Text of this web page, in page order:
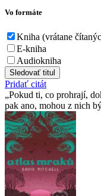
Vo formáte
Kniha (vrátane
E-kniha
Audiokniha
Sledovať titul
Pridať citát
Pokud ti, co prohrají,
pak ano, mohou z nich